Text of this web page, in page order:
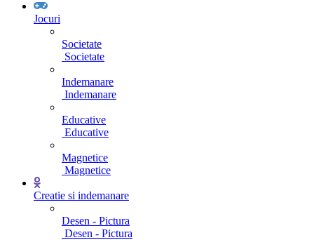
Jocuri
Societate
Societate
Indemanare
Indemanare
Educative
Educative
Magnetice
Magnetice
Creatie si indemanare
Desen - Pictura
Desen - Pictura